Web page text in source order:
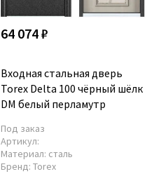
64 074 ₽
Входная стальная дверь
Torex Delta 100 чёрный шёлк
DM белый перламутр
Под заказ
Артикул:
Материал: сталь
Бренд: Torex